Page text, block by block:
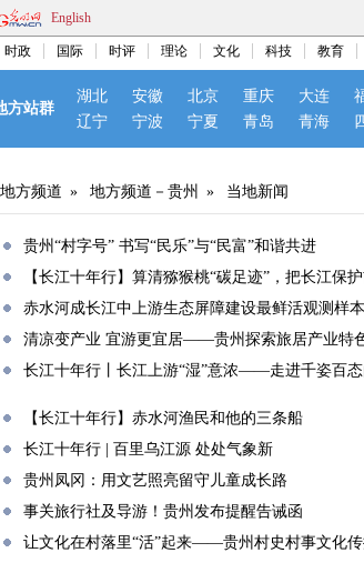
English
时政 国际 时评 理论 文化 科技 教育
方站群
湖北 安徽 北京 重庆 大连
辽宁
宁波 宁夏 青岛 青海
地方频道 » 地方频道－贵州 » 当地新闻
贵州“村字号” 书写“民乐”与“民富”和谐共进
【长江十年行】算清猕猴桃“碳足迹”，把长江保
赤水河成长江中上游生态屏障建设最鲜活观测样本
清凉变产业 宜游更宜居——贵州探索旅居产业特
长江十年行丨长江上游“湿”意浓——走进千姿百态
【长江十年行】赤水河渔民和他的三条船
长江十年行 | 百里乌江源 处处气象新
贵州凤冈：用文艺照亮留守儿童成长路
事关旅行社及导游！贵州发布提醒告诫函
让文化在村落里“活”起来——贵州村史村事文化